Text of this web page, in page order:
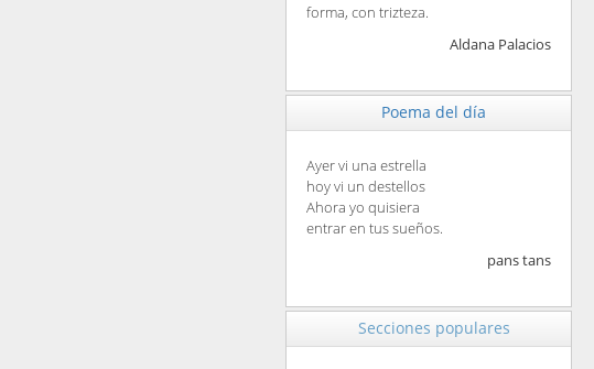
forma, con trizteza.
Aldana Palacios
Poema del día
Ayer vi una estrella
hoy vi un destellos
Ahora yo quisiera
entrar en tus sueños.
pans tans
Secciones populares